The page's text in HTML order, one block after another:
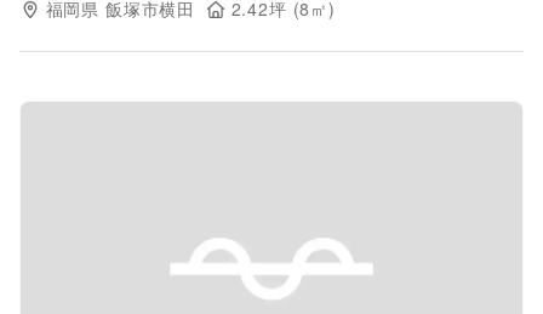
福岡県 飯塚市横田 2.42坪 (8 ㎡)
Previous slide